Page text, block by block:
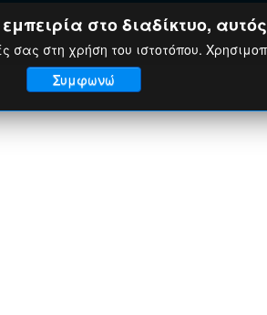
στο διαδίκτυο,
σας στη χρήση του ιστοτόπου.
Συμφωνώ